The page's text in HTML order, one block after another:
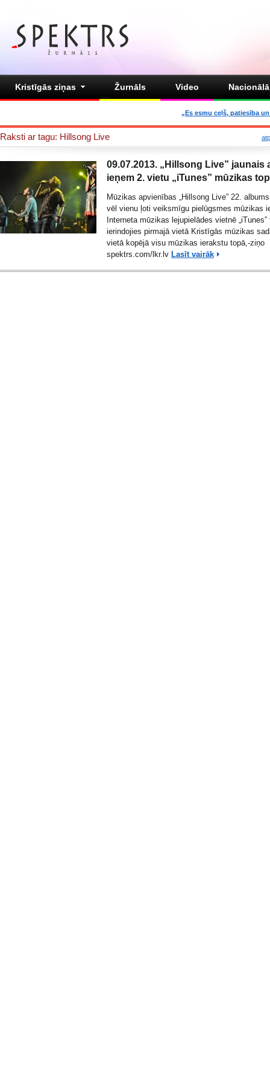
Kristīgās ziņas Žurnāls Video
„Es esmu ceļš, patiesība
Raksti ar tagu: Hillsong Live
09.07.2013. „Hillsong Live” jaunais
ieņem 2. vietu „iTunes” mūzikas
Mūzikas apvienības „Hillsong Live” 22.
vēl vienu ļoti veiksmīgu pielūgsmes mūzikas
Interneta mūzikas lejupielādes vietnē „iTunes”
ierindojies pirmajā vietā Kristīgās mūzikas
vietā kopējā visu mūzikas ierakstu topā,-ziņo
spektrs.com/ lkr.lv Lasīt vairāk